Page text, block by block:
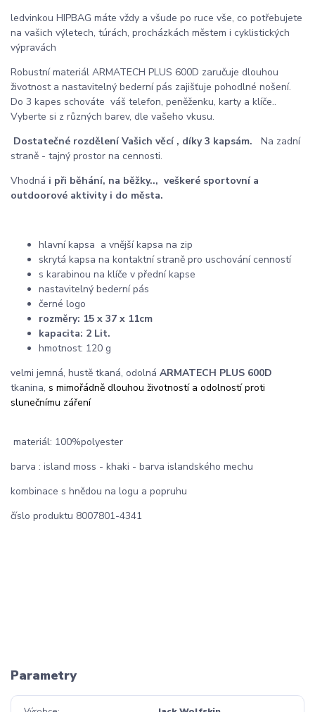
ledvinkou HIPBAG máte vždy a všude po ruce vše, co potřebujete
na vašich výletech, túrách, procházkách městem i cyklistických
výpravách
Robustní materiál ARMATECH PLUS 600D zaručuje dlouhou
životnost a nastavitelný bederní pás zajišťuje pohodlné nošení.
Do 3 kapes schováte váš telefon, peněženku, karty a klíče..
Vyberte si z různých barev, dle vašeho vkusu.
Dostatečné rozdělení Vašich věcí , díky 3 kapsám.
Na zadní
straně - tajný prostor na cennosti.
Vhodná i při běhání, na běžky.., veškeré sportovní a
outdoorové aktivity i do města.
hlavní kapsa a vnější kapsa na zip
skrytá kapsa na kontaktní straně pro uschování cenností
s karabinou na klíče v přední kapse
nastavitelný bederní pás
černé logo
rozměry: 15 x 37 x 11cm
kapacita: 2 Lit.
hmotnost: 120 g
velmi jemná, hustě tkaná, odolná ARMATECH PLUS 600D
tkanina, s mimořádně dlouhou životností a odolností proti
slunečnímu záření
materiál: 100%polyester
barva : island moss - khaki - barva islandského mechu
kombinace s hnědou na logu a popruhu
číslo produktu 8007801-4341
Parametry